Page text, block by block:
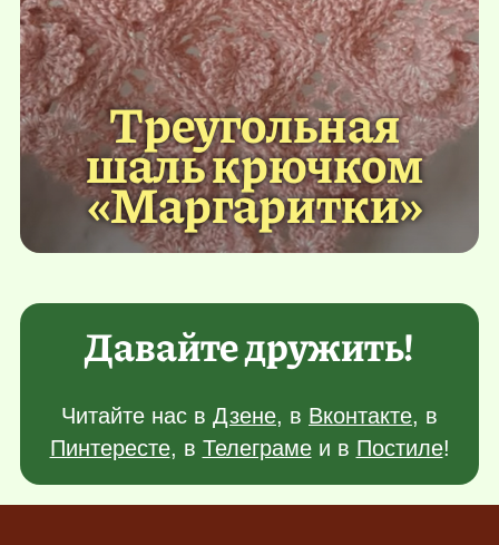
Треугольная
шаль крючком
«Маргаритки»
Давайте дружить!
Читайте нас в Дзене, в Вконтакте, в
Пинтересте, в Телеграмеи в Постиле!